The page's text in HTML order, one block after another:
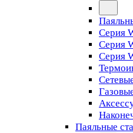
Серия
Серия
Серия
Паяльные